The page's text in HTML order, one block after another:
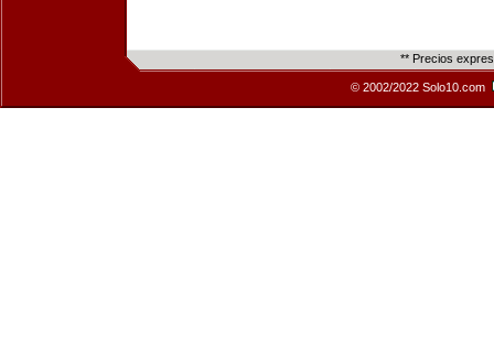
** Precios
© 2002/2022 Solo10.com